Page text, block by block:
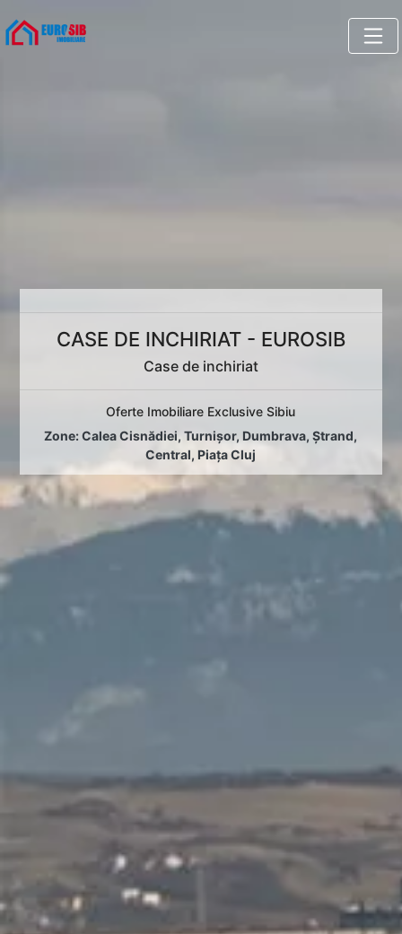
CASE DE INCHIRIAT - EUROSIB
Case de inchiriat
Oferte Imobiliare Exclusive Sibiu
Zone:Calea Cisnădiei,Turnișor, Dumbrava,Ștrand,
Central, Piața Cluj